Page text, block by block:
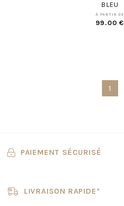
BLEU
À PARTIR DE
99.00 €
1
PAIEMENT SÉCURISÉ
LIVRAISON RAPIDE*